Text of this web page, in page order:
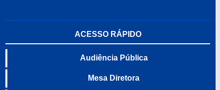
ACESSO RÁPIDO
Audiência Pública
Mesa Diretora